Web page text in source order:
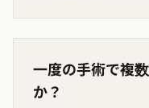
一度の手術で複
か？